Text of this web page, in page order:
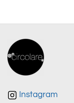
Instagram